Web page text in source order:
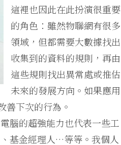
這裡也因此在此扮演很重要
的角色：雖然物聯網有很多
領域，但都需要大數據找出
收集到的資料的規則，再由
這些規則找出異常處或推估
未來的發展方向。如果應用
善下次的行為。
腦的超強能力也代表一些工
基金經理人…等等。我個人